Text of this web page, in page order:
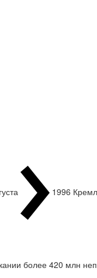
1996
более 420 млн